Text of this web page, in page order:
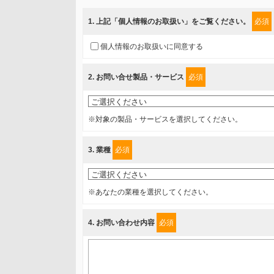
ご入力頂いたお客様の情報は、個人情報保護方針に則
得たいと存じますので、宜しくお願い申し上げます。
富士ソフト株式会社
個人情報保護管理担当役員
〒231-8008 神奈川県横浜市中区桜木町1-1
1.当社が取り扱う商品・サービスに関するご案内
2.当社が開催（主催・共催・協賛）するセミナーなど
1. 上記「個人情報のお取扱い」をご覧ください。 必須
個人情報のお取扱いに同意する
2. お問い合せ製品・サービス 必須
※対象の製品・サービスを選択してください。
3. 業種 必須
※あなたの業種を選択してください。
4. お問い合わせ内容 必須